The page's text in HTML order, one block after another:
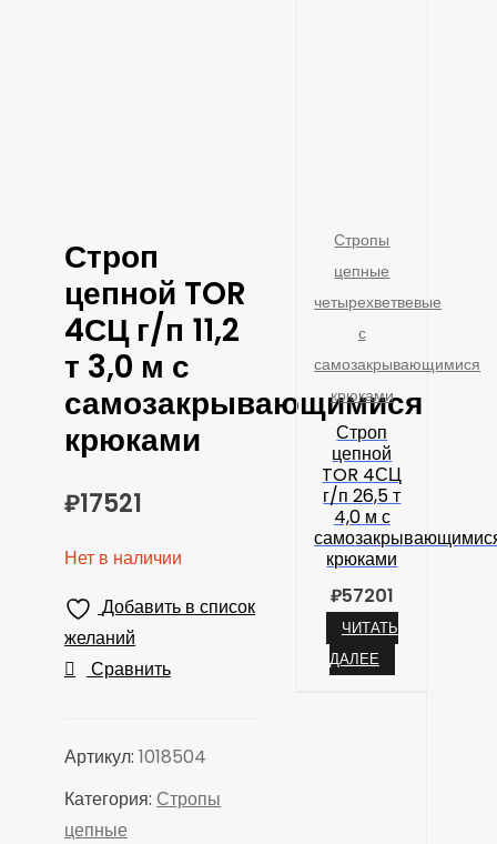
Строп
цепной TOR
4СЦ г/п 11,2
т 3,0 м с
самозакрывающимися
крюками
₽17521
Нет в наличии
Добавить в список
желаний
Сравнить
Артикул: 1018504
Категория: Стропы
цепные
Стропы
цепные
четырехветвевые
с
самозакрывающимися
крюками
Строп
цепной
TOR 4СЦ
г/п 26,5 т
4,0 м с
крюками
₽57201
ЧИТАТЬ
ДАЛЕЕ